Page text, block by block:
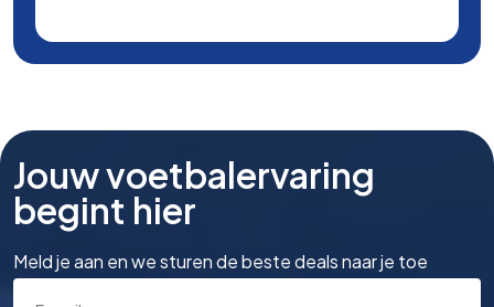
Jouw voetbalervaring
begint hier
Meld je aan en we sturen de beste deals naar je toe